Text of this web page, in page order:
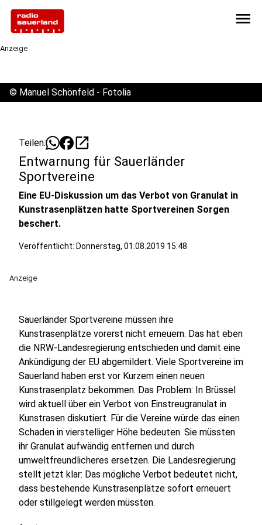
menu
Anzeige
© Manuel Schönfeld - Fotolia
Teilen: open_in_new
Entwarnung für Sauerländer
Sportvereine
Eine EU-Diskussion um das Verbot von Granulat in
Kunstrasenplätzen hatte Sportvereinen Sorgen
beschert.
Veröffentlicht: Donnerstag, 01.08.2019 15:48
Anzeige
Sauerländer Sportvereine müssen ihre
Kunstrasenplätze vorerst nicht erneuern. Das hat eben
die NRW-Landesregierung entschieden und damit eine
Ankündigung der EU abgemildert. Viele Sportvereine im
Sauerland haben erst vor Kurzem einen neuen
Kunstrasenplatz bekommen. Das Problem: In Brüssel
wird aktuell über ein Verbot von Einstreugranulat in
Kunstrasen diskutiert. Für die Vereine würde das einen
Schaden in vierstelliger Höhe bedeuten. Sie müssten
ihr Granulat aufwändig entfernen und durch
umweltfreundlicheres ersetzen. Die Landesregierung
stellt jetzt klar: Das mögliche Verbot bedeutet nicht,
dass bestehende Kunstrasenplätze sofort erneuert
oder stillgelegt werden müssten.